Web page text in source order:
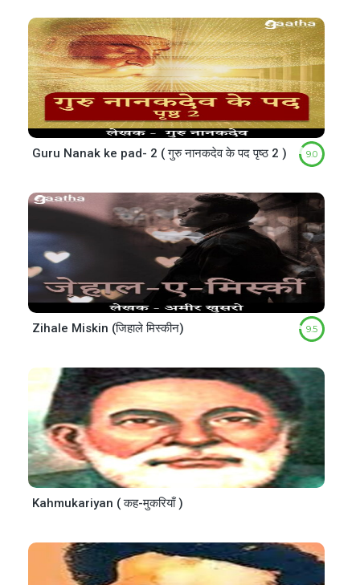
Guru Nanak ke pad- 2 ( गुरु नानकदेव के पद पृष्ठ 2 ) 9.0
Zihale Miskin (जिहाले मिस्कीन) 9.5
Kahmukariyan ( कह-मुकरियाँ )